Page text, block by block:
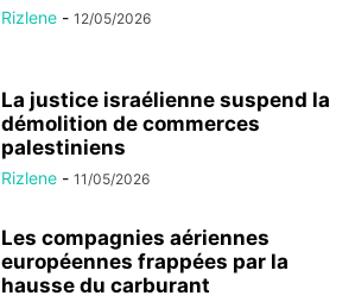
Rizlene - 12/05/2026
La justice israélienne suspend la
démolition de commerces
palestiniens
Rizlene - 11/05/2026
Les compagnies aériennes
européennes frappées par la
hausse du carburant